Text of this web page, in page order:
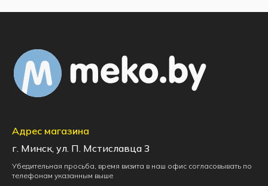
Адрес магазина
г. Минск, ул. П. Мстиславца 3
Убедительная просьба, время визита в наш офис согласовывать по
телефонам указанным выше